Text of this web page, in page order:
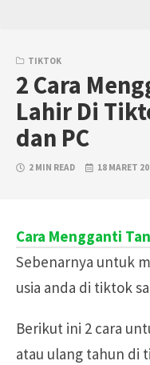
TIKTOK
2 Cara
Lahir Di
dan PC
2 MIN READ 18 MARET
Cara Mengganti
Sebenarnya untuk
usia anda di tiktok
Berikut ini 2 cara
atau ulang tahun di